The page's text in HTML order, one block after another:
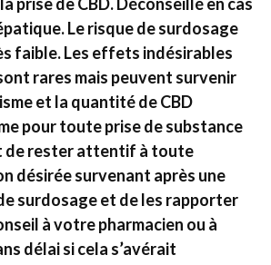
Le risque de surdosage
faible. Les effets indésirables
rares mais peuvent survenir
et la quantité de CBD
pour toute prise de substance
de rester attentif à toute
désirée survenant après une
surdosage et de les rapporter
à votre pharmacien ou à
délai si cela s’avérait